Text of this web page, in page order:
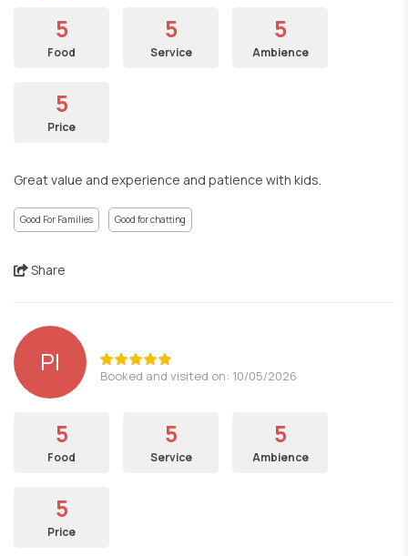
5
Food
5
Service
5
Ambience
5
Price
Great value and experience and patience with kids.
Good For Families Good for chatting
Share
PI Booked and visited on: 10/05/2026
5
Food
5
Service
5
Ambience
5
Price